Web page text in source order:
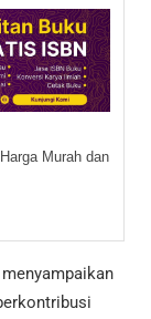
Murah dan